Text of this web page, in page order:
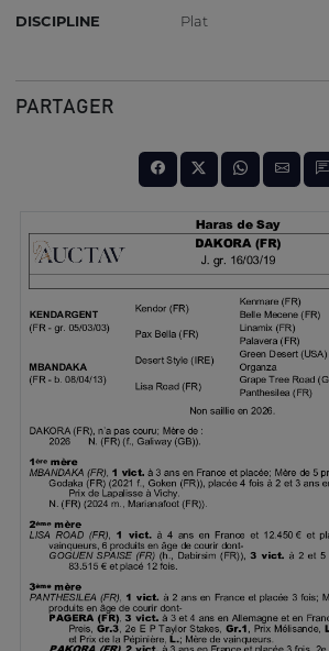
DISCIPLINE
Plat
PARTAGER